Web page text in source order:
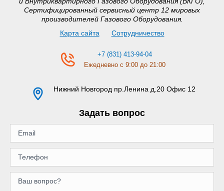
Сертифицированный сервисный центр 12 мировых
производителей Газового Оборудования.
Карта сайта
Сотрудничество
+7 (831) 413-94-04
Ежедневно с 9:00 до 21:00
Нижний Новгород пр.Ленина д.20 Офис 12
Задать вопрос